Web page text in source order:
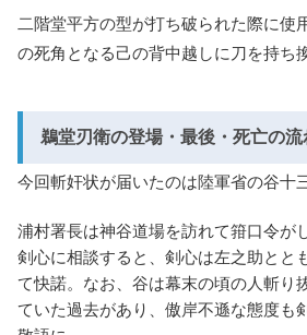
二階堂平方の型が打ち破られた際に使
の死角となる己の背中越しに刀を持ち
鵜堂刃衛の登場・最後・死亡の流
今回斬奸状が届いたのは陸軍省の谷十
浦村署長は神谷道場を訪れて箝口令が
剣心に相談すると、剣心は左之助とと
て快諾。なお、谷は幕末の頃の人斬り
ていた過去があり、傲岸不遜な態度も